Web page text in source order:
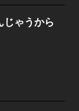
じゃうから